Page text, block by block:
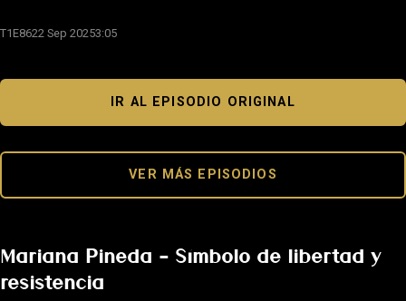
T1E8622 Sep 20253:05
IR AL EPISODIO ORIGINAL
VER MÁS EPISODIOS
Mariana Pineda – Símbolo de libertad y
resistencia